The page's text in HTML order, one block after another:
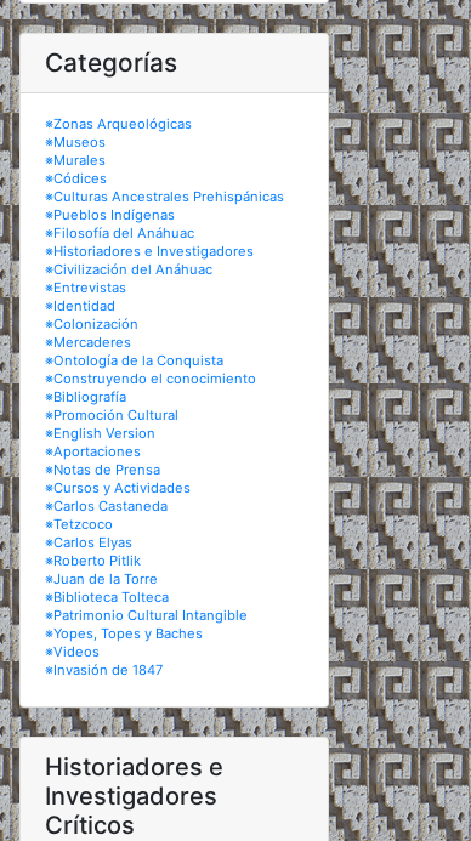
Categorías
※Zonas Arqueológicas
※Museos
※Murales
※Códices
※Culturas Ancestrales Prehispánicas
※Pueblos Indígenas
※Filosofía del Anáhuac
※Historiadores e Investigadores
※Civilización del Anáhuac
※Entrevistas
※Identidad
※Colonización
※Mercaderes
※Ontología de la Conquista
※Construyendo el conocimiento
※Bibliografía
※Promoción Cultural
※English Version
※Aportaciones
※Notas de Prensa
※Cursos y Actividades
※Carlos Castaneda
※Tetzcoco
※Carlos Elyas
※Roberto Pitlik
※Juan de la Torre
※Biblioteca Tolteca
※Patrimonio Cultural Intangible
※Yopes, Topes y Baches
※Videos
※Invasión de 1847
Historiadores e
Investigadores
Críticos